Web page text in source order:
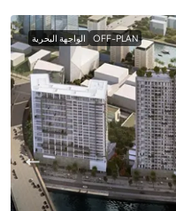
OFF-PLAN الواجهة البحرية